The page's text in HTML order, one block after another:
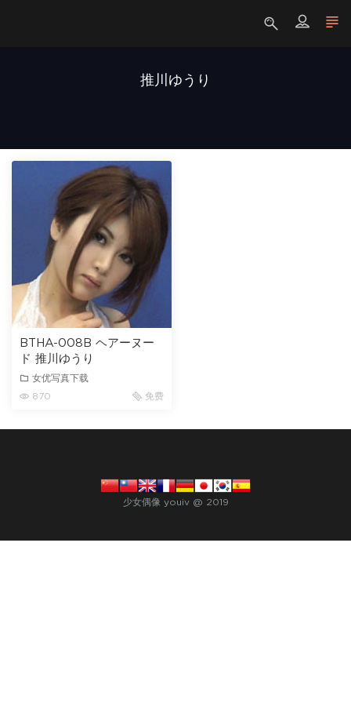
推川ゆうり
BTHA-008B ヘアーヌー
ド 推川ゆうり
女优写真下载
870
免费
少女偶像 youiv @ 2019